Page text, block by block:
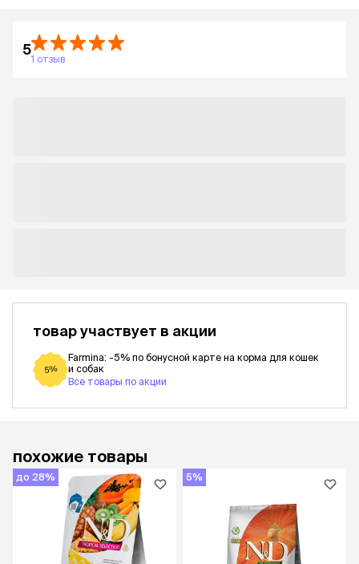
5
1 отзыв
товар участвует в акции
5%
Farmina: -5% по бонусной карте на корма для кошек
и собак
Все товары по акции
похожие товары
до 28% 5%